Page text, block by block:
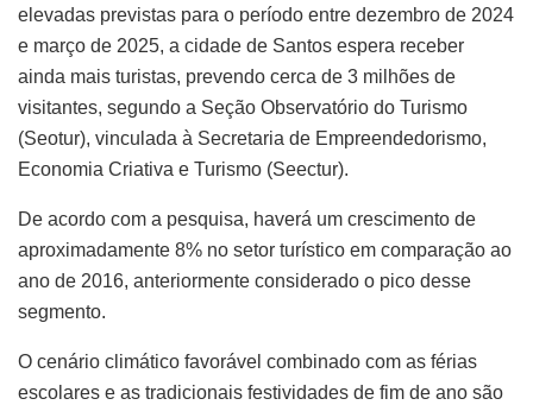
elevadas previstas para o período entre dezembro de 2024
e março de 2025, a cidade de Santos espera receber
ainda mais turistas, prevendo cerca de 3 milhões de
visitantes, segundo a Seção Observatório do Turismo
(Seotur), vinculada à Secretaria de Empreendedorismo,
Economia Criativa e Turismo (Seectur).
De acordo com a pesquisa, haverá um crescimento de
aproximadamente 8% no setor turístico em comparação ao
ano de 2016, anteriormente considerado o pico desse
segmento.
O cenário climático favorável combinado com as férias
escolares e as tradicionais festividades de fim de ano são